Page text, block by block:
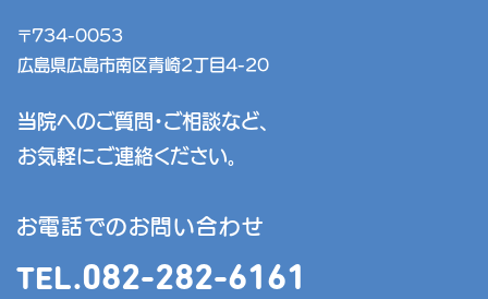
〒734-0053
広島県広島市南区青崎2丁目4-20
当院へのご質問・ご相談など、
お気軽にご連絡ください｡
お電話でのお問い合わせ
TEL.082-282-6161